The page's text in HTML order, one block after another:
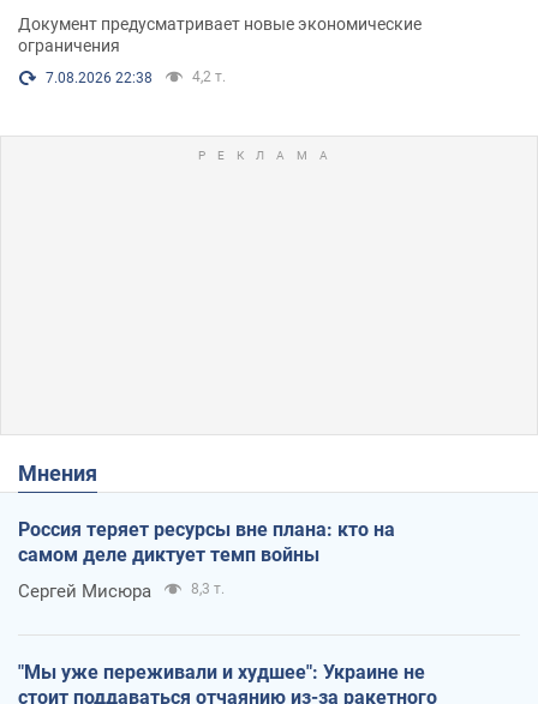
Документ предусматривает новые экономические
ограничения
7.08.2026 22:38 4,2 т.
Мнения
Россия теряет ресурсы вне плана: кто на
самом деле диктует темп войны
Сергей Мисюра 8,3 т.
"Мы уже переживали и худшее": Украине не
стоит поддаваться отчаянию из-за ракетного